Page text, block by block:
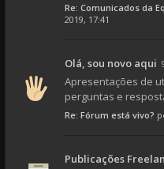
Re: Comunicados da
2019, 17:41
Olá, sou novo aqui
Apresentações de
perguntas e
Re: Fórum está vivo?
Publicações